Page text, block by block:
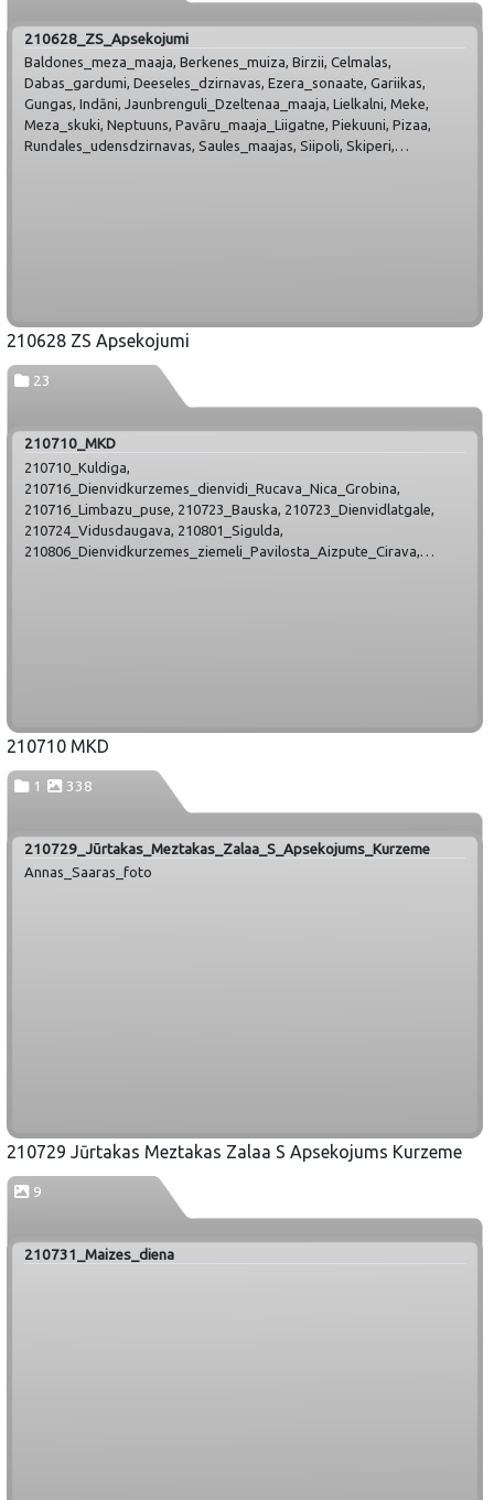
210628_ZS_Apsekojumi
Baldones_meza_maaja, Berkenes_muiza, Birzii, Celmalas,
Dabas_gardumi, Deeseles_dzirnavas, Ezera_sonaate, Gariikas,
Gungas, Indāni, Jaunbrenguli_Dzeltenaa_maaja, Lielkalni, Meke,
Meza_skuki, Neptuuns, Pavāru_maaja_Liigatne, Piekuuni, Pizaa,
Rundales_udensdzirnavas, Saules_maajas, Siipoli, Skiperi,
210628 ZS Apsekojumi
23
210710_MKD
210710_Kuldiga,
210716_Dienvidkurzemes_dienvidi_Rucava_Nica_Grobina,
210716_Limbazu_puse, 210723_Bauska, 210723_Dienvidlatgale,
210724_Vidusdaugava, 210801_Sigulda,
210806_Dienvidkurzemes_ziemeli_Pavilosta_Aizpute_Cirava,
210710 MKD
1 338
210729_Jūrtakas_Meztakas_Zalaa_S_Apsekojums_Kurzeme
Annas_Saaras_foto
210729 Jūrtakas Meztakas Zalaa S Apsekojums Kurzeme
9
210731_Maizes_diena